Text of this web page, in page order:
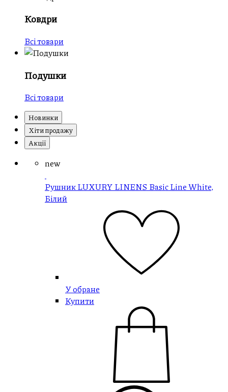
Ковдри
Всі товари
Подушки
Всі товари
Новинки
Хіти продажу
Акції
new
Рушник LUXURY LINENS Basic Line White,
Білий
У обране
Купити